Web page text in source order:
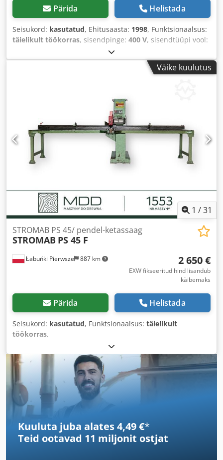
Pärida Helistada
Seisukord: kasutatud, Ehitusaasta: 1998, Funktsionaalsus:
täielikult töökorras, sisendpinge: 400 V, sisendtüüpi vool:
, lõike kõrgus (maks.):
(maks.):500 mm, saeketta läbimõõt:500 mm, saeketta ava:
Väike kuulutus
1 /31
Łabuńki Pierwsze 887 km
STROMAB PS 45/ pendel-ketassaag
STROMAB PS 45 F
2 650 €
EXW fikseeritud hind lisandub
käibemaks
Pärida Helistada
Seisukord: kasutatud, Funktsionaalsus: täielikult
töökorras,
Kuuluta juba alates 4,49 €*
Teid ootavad 11 miljonit ostjat